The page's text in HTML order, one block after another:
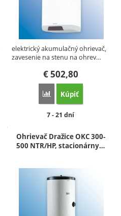
elektrický akumulačný ohrievač,
zavesenie na stenu na ohrev…
€502,80
Porovnať
Kúpiť
Dostupnosť:
7 - 21 dní
Ohrievač Dražice OKC 300-
500 NTR/HP, stacionárny…